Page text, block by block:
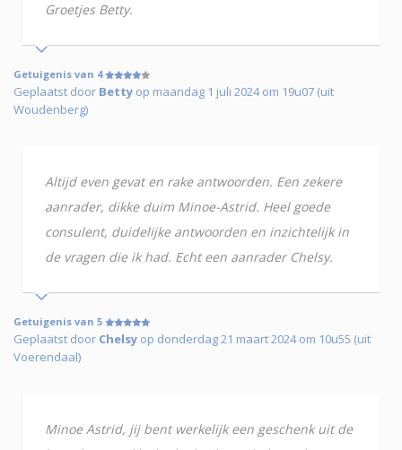
Groetjes Betty.
Getuigenis van 4
Geplaatst door Betty op maandag 1 juli 2024 om 19u07 (uit
Woudenberg)
Altijd even gevat en rake antwoorden. Een zekere
aanrader, dikke duim Minoe-Astrid. Heel goede
consulent, duidelijke antwoorden en inzichtelijk in
de vragen die ik had. Echt een aanrader Chelsy.
Getuigenis van 5
Geplaatst door Chelsy op donderdag 21 maart 2024 om 10u55 (uit
Voerendaal)
Minoe Astrid, jij bent werkelijk een geschenk uit de